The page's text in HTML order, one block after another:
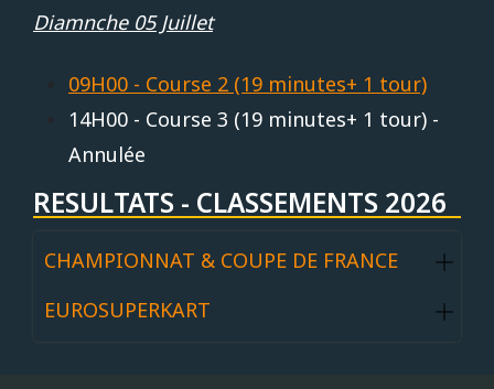
Diamnche 05 Juillet
09H00 - Course 2 (19 minutes+ 1 tour)
14H00 - Course 3 (19 minutes+ 1 tour) -
Annulée
RESULTATS - CLASSEMENTS 2026
CHAMPIONNAT & COUPE DE FRANCE
EUROSUPERKART